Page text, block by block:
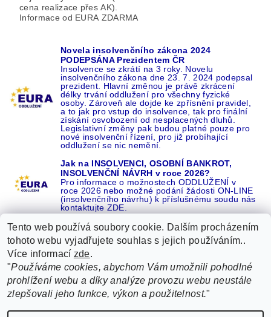
cena realizace přes AK).
Informace od EURA ZDARMA
Novela insolvenčního zákona 2024
PODEPSÁNA Prezidentem ČR
Insolvence se zkrátí na 3 roky. Novelu
insolvenčního zákona dne 23. 7. 2024 podepsal
prezident. Hlavní změnou je právě zkrácení
délky trvání oddlužení pro všechny fyzické
osoby. Zároveň ale dojde ke zpřísnění pravidel,
a to jak pro vstup do insolvence, tak pro finální
získání osvobození od nesplacených dluhů.
Legislativní změny pak budou platné pouze pro
nové insolvenční řízení, pro již probíhající
oddlužení se nic nemění.
Jak na INSOLVENCI, OSOBNÍ BANKROT,
INSOLVENČNÍ NÁVRH v roce 2026?
Pro informace o možnostech ODDLUŽENÍ v
roce 2026 nebo možné podání žádosti ON-LINE
(insolvenčního návrhu) k příslušnému soudu nás
kontaktujte ZDE.
Recenze o NÁS na GOOGLE 16 let REFERENCÍ v celé ČR |
Recenze o NÁS na SEZNAMU |
ŽÁDEJTE život BEZ DLUHŮ nebo EXEKUCÍ ZDE
Tento web používá soubory cookie. Dalším procházením
tohoto webu vyjadřujete souhlas s jejich používáním..
Více informací zde.
"Používáme cookies, abychom Vám umožnili pohodlné
prohlížení webu a díky analýze provozu webu neustále
zlepšovali jeho funkce, výkon a použitelnost."